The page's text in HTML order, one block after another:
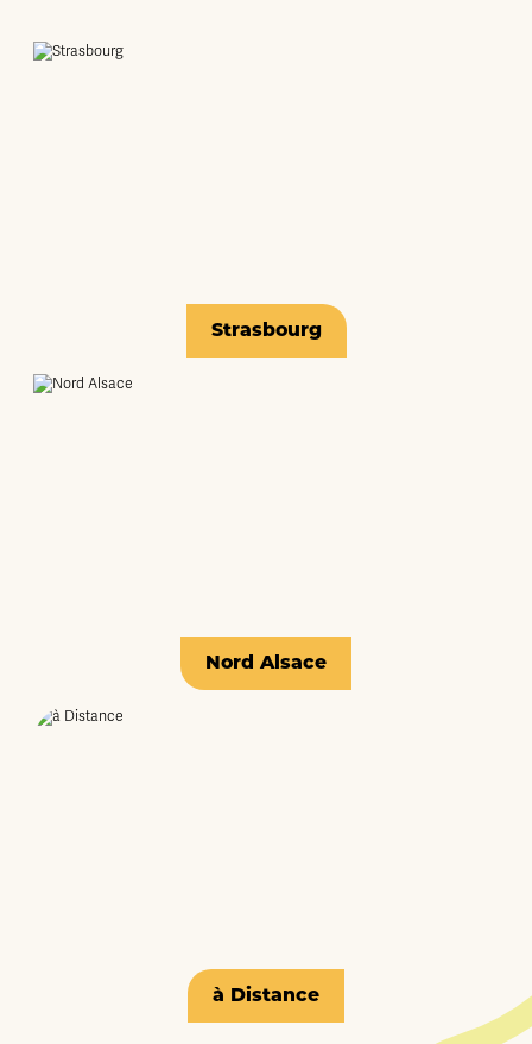
Strasbourg
Nord Alsace
à Distance